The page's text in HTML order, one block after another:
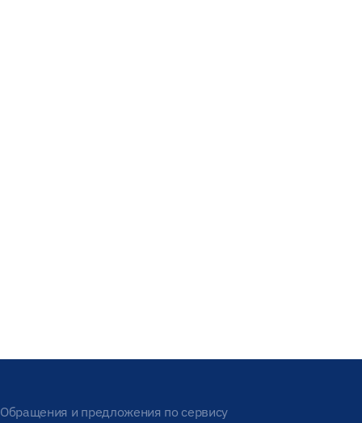
Обращения и предложения по сервису